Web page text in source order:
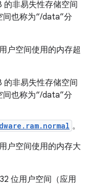
的非易失性存储空间
间也称为“/data”分
户空间使用的内存超
的非易失性存储空间
间也称为“/data”分
。
户空间使用的内存大
位用户空间（应用